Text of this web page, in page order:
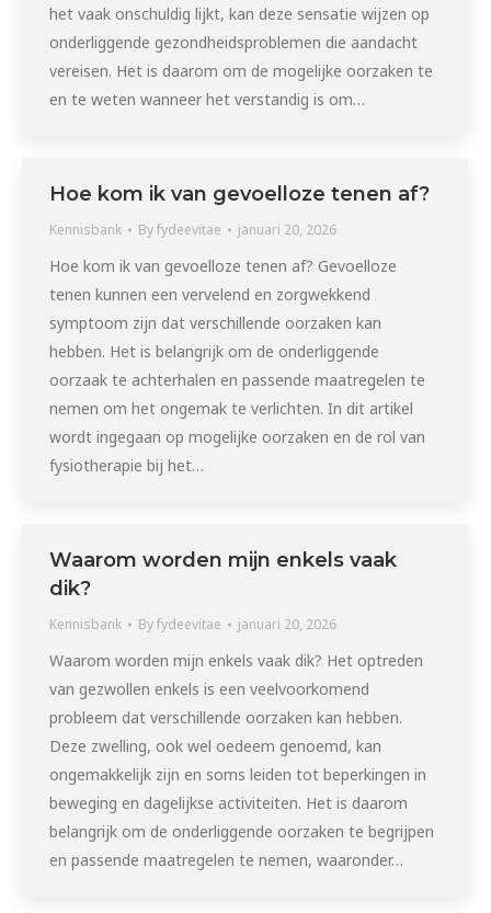
het vaak onschuldig lijkt, kan deze sensatie wijzen op
onderliggende gezondheidsproblemen die aandacht
vereisen. Het is daarom om de mogelijke oorzaken te
en te weten wanneer het verstandig is om…
Hoe kom ik van gevoelloze tenen af?
Kennisbank Byfydeevitae januari 20, 2026
Hoe kom ik van gevoelloze tenen af? Gevoelloze
tenen kunnen een vervelend en zorgwekkend
symptoom zijn dat verschillende oorzaken kan
hebben. Het is belangrijk om de onderliggende
oorzaak te achterhalen en passende maatregelen te
nemen om het ongemak te verlichten. In dit artikel
wordt ingegaan op mogelijke oorzaken en de rol van
fysiotherapie bij het…
Waarom worden mijn enkels vaak
dik?
Kennisbank Byfydeevitae januari 20, 2026
Waarom worden mijn enkels vaak dik? Het optreden
van gezwollen enkels is een veelvoorkomend
probleem dat verschillende oorzaken kan hebben.
Deze zwelling, ook wel oedeem genoemd, kan
ongemakkelijk zijn en soms leiden tot beperkingen in
beweging en dagelijkse activiteiten. Het is daarom
belangrijk om de onderliggende oorzaken te begrijpen
en passende maatregelen te nemen, waaronder…